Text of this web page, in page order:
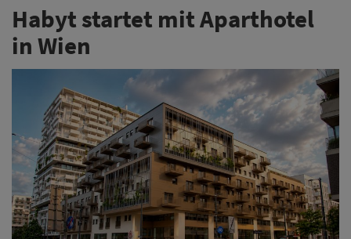
Habyt startet mit Aparthotel
in Wien